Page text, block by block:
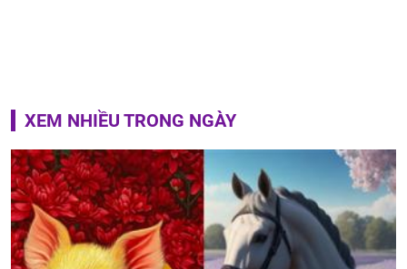
XEM NHIỀU TRONG NGÀY